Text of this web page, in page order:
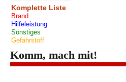
Komplette Liste
Brand
Hilfeleistung
Sonstiges
Gefahrstoff
Komm, mach mit!